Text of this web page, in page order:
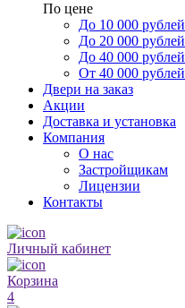
По цене
До 10 000 рублей
До 20 000 рублей
До 40 000 рублей
От 40 000 рублей
Двери на заказ
Акции
Доставка и установка
Компания
О нас
Застройщикам
Лицензии
Контакты
Личный кабинет
Корзина
4